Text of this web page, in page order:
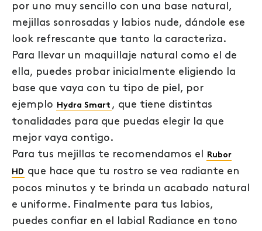
por uno muy sencillo con una base natural,
mejillas sonrosadas y labios nude, dándole ese
look refrescante que tanto la caracteriza.
Para llevar un maquillaje natural como el de
ella, puedes probar inicialmente eligiendo la
base que vaya con tu tipo de piel, por
ejemplo Hydra Smart , que tiene distintas
tonalidades para que puedas elegir la que
mejor vaya contigo.
Para tus mejillas te recomendamos el Rubor
HD que hace que tu rostro se vea radiante en
pocos minutos y te brinda un acabado natural
e uniforme. Finalmente para tus labios,
puedes confiar en el labial Radiance en tono